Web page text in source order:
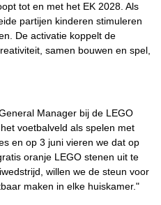
tot en met het EK 2028. Als
partijen kinderen stimuleren
De activatie koppelt de
samen bouwen en spel,
Manager bij de LEGO
voetbalveld als spelen met
en op 3 juni vieren we dat op
oranje LEGO stenen uit te
willen we de steun voor
maken in elke huiskamer."